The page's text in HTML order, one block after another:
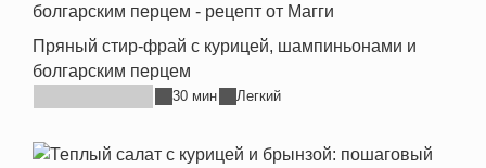
Пряный стир-фрай с курицей, шампиньонами и
болгарским перцем
30 мин Легкий